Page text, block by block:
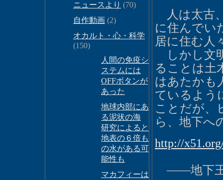
ニュースより (70)
自作動画 (2)
オカルト・心・科学
(150)
人間の免疫シ
ステムには
OFFボタンが
あった
地球内部にあ
る泥状の海
研究によると
地表の６倍も
の水がある可
能性も
マカフィーは
人は太古
に住んでい
居に住む人
しかし文
ることは土
はあたかも
ているよう
ことだが、
ら、地下へ
http://
――地下王